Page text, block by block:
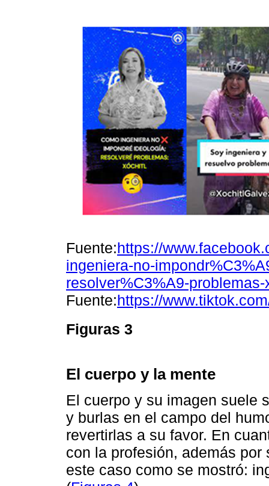
Fuente:https://
ingeniera-no-
resolver%C3%A9-
Fuente:https://
Figuras 3
El cuerpo y la mente
El cuerpo y su imagen suele
y burlas en el campo del
revertirlas a su favor. En
con la profesión, además
este caso como se mostró: